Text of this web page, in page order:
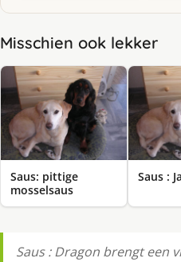
Misschien ook lekker
Saus: pittige
mosselsaus
Saus :
Saus : Dragon brengt een